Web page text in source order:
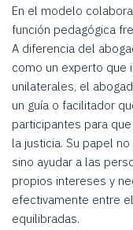
En el modelo
función pedagógica
A diferencia del
como un experto que
unilaterales, el
un guía o facilitador
participantes para
la justicia. Su papel
sino ayudar a las
propios intereses y
efectivamente entre
equilibradas.